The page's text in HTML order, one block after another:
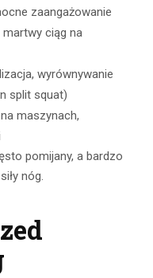
zaangażowanie
martwy ciąg na
wyrównywanie
split squat)
maszynach,
pomijany, a bardzo
nóg.